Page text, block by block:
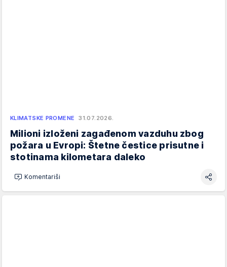
KLIMATSKE PROMENE 31.07.2026.
Milioni izloženi zagađenom vazduhu zbog
požara u Evropi: Štetne čestice prisutne i
stotinama kilometara daleko
Komentariši